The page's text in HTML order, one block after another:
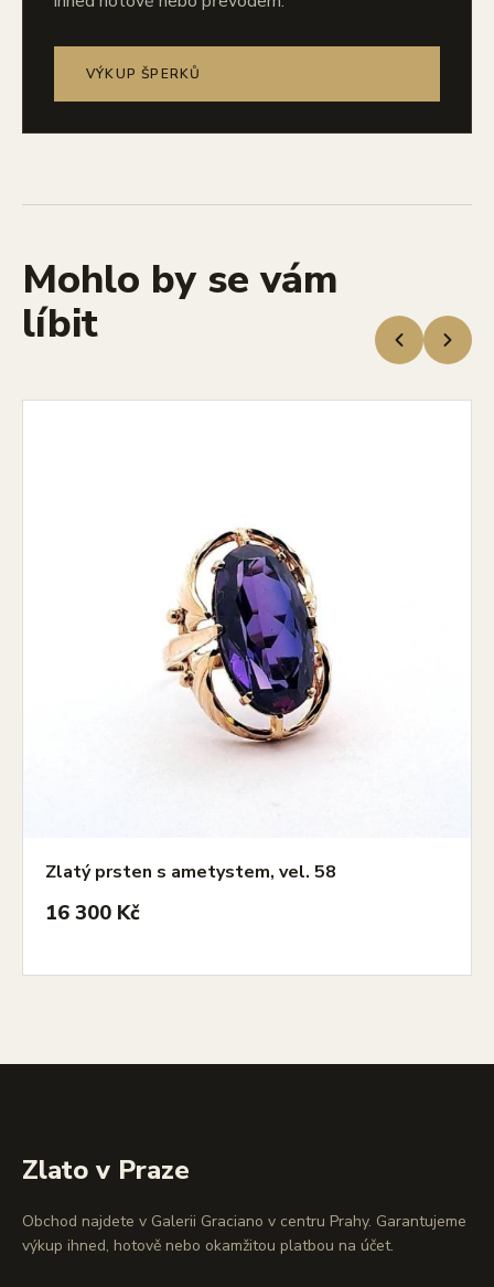
VÝKUP ŠPERKŮ
Mohlo by se vám
líbit
Zlatý prsten s ametystem, vel. 58
16 300 Kč
Zlato v Praze
Obchod najdete v Galerii Graciano v centru Prahy. Garantujeme
výkup ihned, hotově nebo okamžitou platbou na účet.